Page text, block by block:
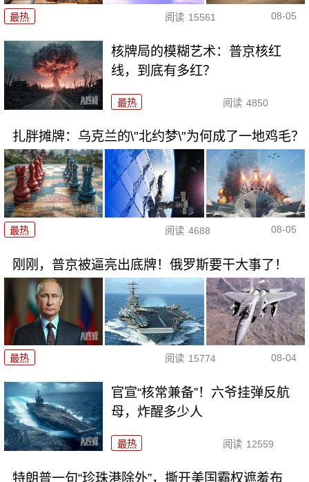
最热 阅读 15561 08-05
核牌局的模糊艺术：普京核红
线，到底有多红？
最热 阅读 4850
扎胖摊牌：乌克兰的\"北约梦\"为何成了一地鸡毛？
最热 阅读 4688 08-05
刚刚，普京被逼亮出底牌！俄罗斯要干大事了！
最热 阅读 15774 08-04
官宣“核常兼备”！六爷挂弹反航
母，炸醒多少人
最热 阅读 12559
特朗普一句“珍珠港除外”，撕开美国霸权遮羞布